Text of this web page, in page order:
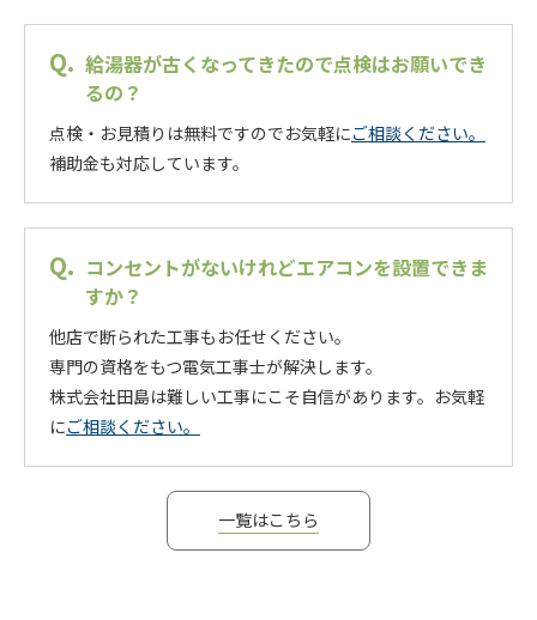
給湯器が古くなってきたので点検はお願いでき
るの？
点検・お見積りは無料ですのでお気軽にご相談ください。
補助金も対応しています。
コンセントがないけれどエアコンを設置できま
すか？
他店で断られた工事もお任せください。
専門の資格をもつ電気工事士が解決します。
株式会社田島は難しい工事にこそ自信があります。お気軽
にご相談ください。
一覧はこちら